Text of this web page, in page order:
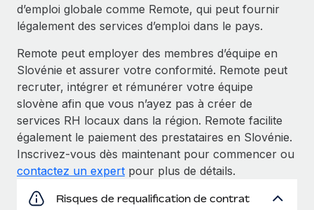
d’emploi globale comme Remote, qui peut fournir
légalement des services d’emploi dans le pays.
Remote peut employer des membres d’équipe en
Slovénie et assurer votre conformité. Remote peut
recruter, intégrer et rémunérer votre équipe
slovène afin que vous n’ayez pas à créer de
services RH locaux dans la région. Remote facilite
également le paiement des prestataires en Slovénie.
Inscrivez‑vous dès maintenant pour commencer ou
contactez un expert pour plus de détails.
Risques de requalification de contrat